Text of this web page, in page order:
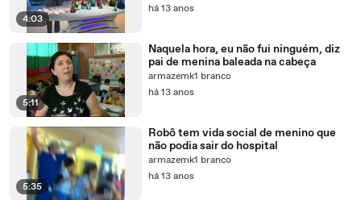
4:03
há 13 anos
5:11
Naquela hora, eu não fui ninguém, diz
pai de menina baleada na cabeça
armazemk1 branco
há 13 anos
5:35
Robô tem vida social de menino que
não podia sair do hospital
armazemk1 branco
há 13 anos